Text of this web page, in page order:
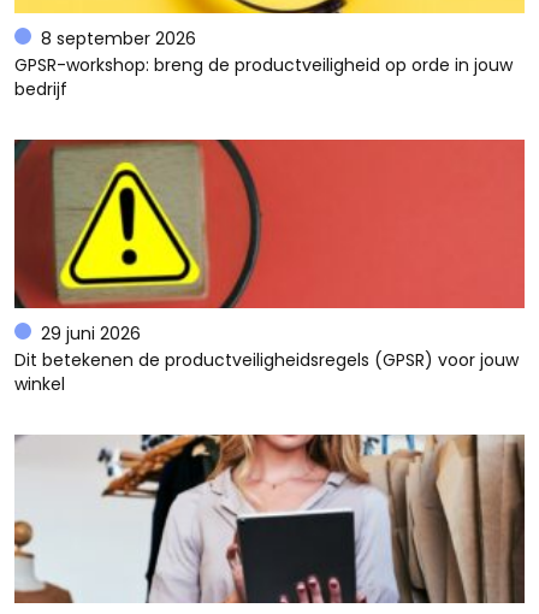
8 september 2026
GPSR-workshop: breng de productveiligheid op orde in jouw
bedrijf
29 juni 2026
Dit betekenen de productveiligheidsregels (GPSR) voor jouw
winkel